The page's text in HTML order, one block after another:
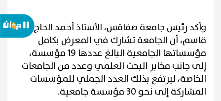
وأكد رئيس جامعة صفاقس، الأستاذ أحمد الحاج
قاسم، أن الجامعة تشارك في المعرض بكامل
مؤسساتها الجامعية البالغ عددها 19 مؤسسة،
إلى جانب مخابر البحث العلمي وعدد من الجامعات
الخاصة، ليرتفع بذلك العدد الجملي للمؤسسات
المشاركة إلى نحو 30 مؤسسة جامعية.